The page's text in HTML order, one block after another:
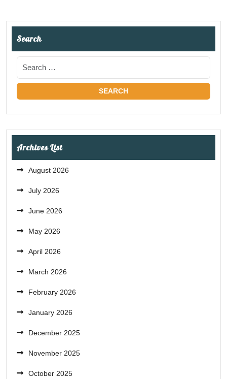
Search
Archives List
August 2026
July 2026
June 2026
May 2026
April 2026
March 2026
February 2026
January 2026
December 2025
November 2025
October 2025